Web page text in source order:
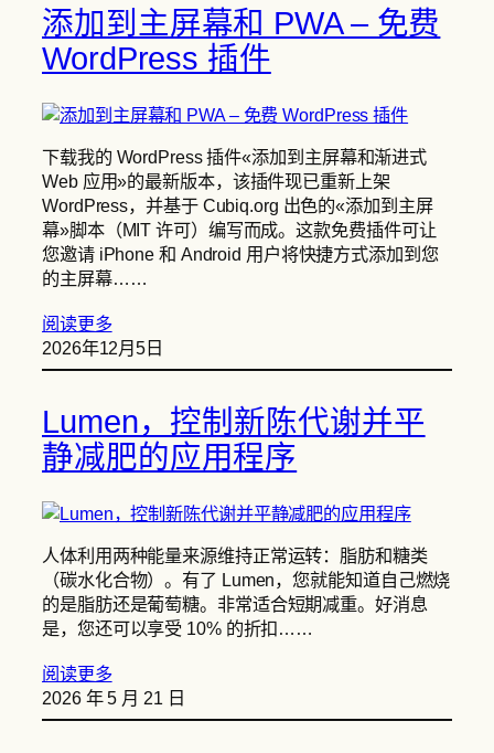
添加到主屏幕和 PWA – 免费
WordPress 插件
下载我的 WordPress 插件«添加到主屏幕和渐进式
Web 应用»的最新版本，该插件现已重新上架
WordPress，并基于 Cubiq.org 出色的«添加到主屏
幕»脚本（MIT 许可）编写而成。这款免费插件可让
您邀请 iPhone 和 Android 用户将快捷方式添加到您
的主屏幕……
阅读更多
2026年12月5日
Lumen，控制新陈代谢并平
静减肥的应用程序
人体利用两种能量来源维持正常运转：脂肪和糖类
（碳水化合物）。有了 Lumen，您就能知道自己燃烧
的是脂肪还是葡萄糖。非常适合短期减重。好消息
是，您还可以享受 10% 的折扣……
阅读更多
2026 年 5 月 21 日